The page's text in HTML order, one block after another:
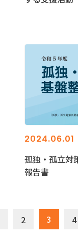
2024.06.01
孤独・孤立対
報告書
2 3 4